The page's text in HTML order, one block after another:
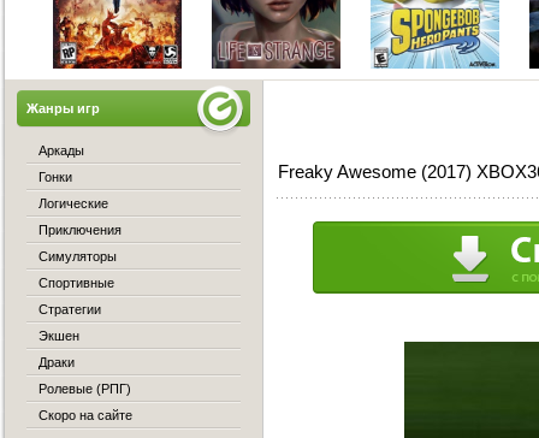
Freaky Awesome (2017)
Жанры игр
Аркады
Гонки
Логические
Приключения
Симуляторы
Спортивные
Стратегии
Экшен
Драки
Ролевые (РПГ)
Скоро на сайте